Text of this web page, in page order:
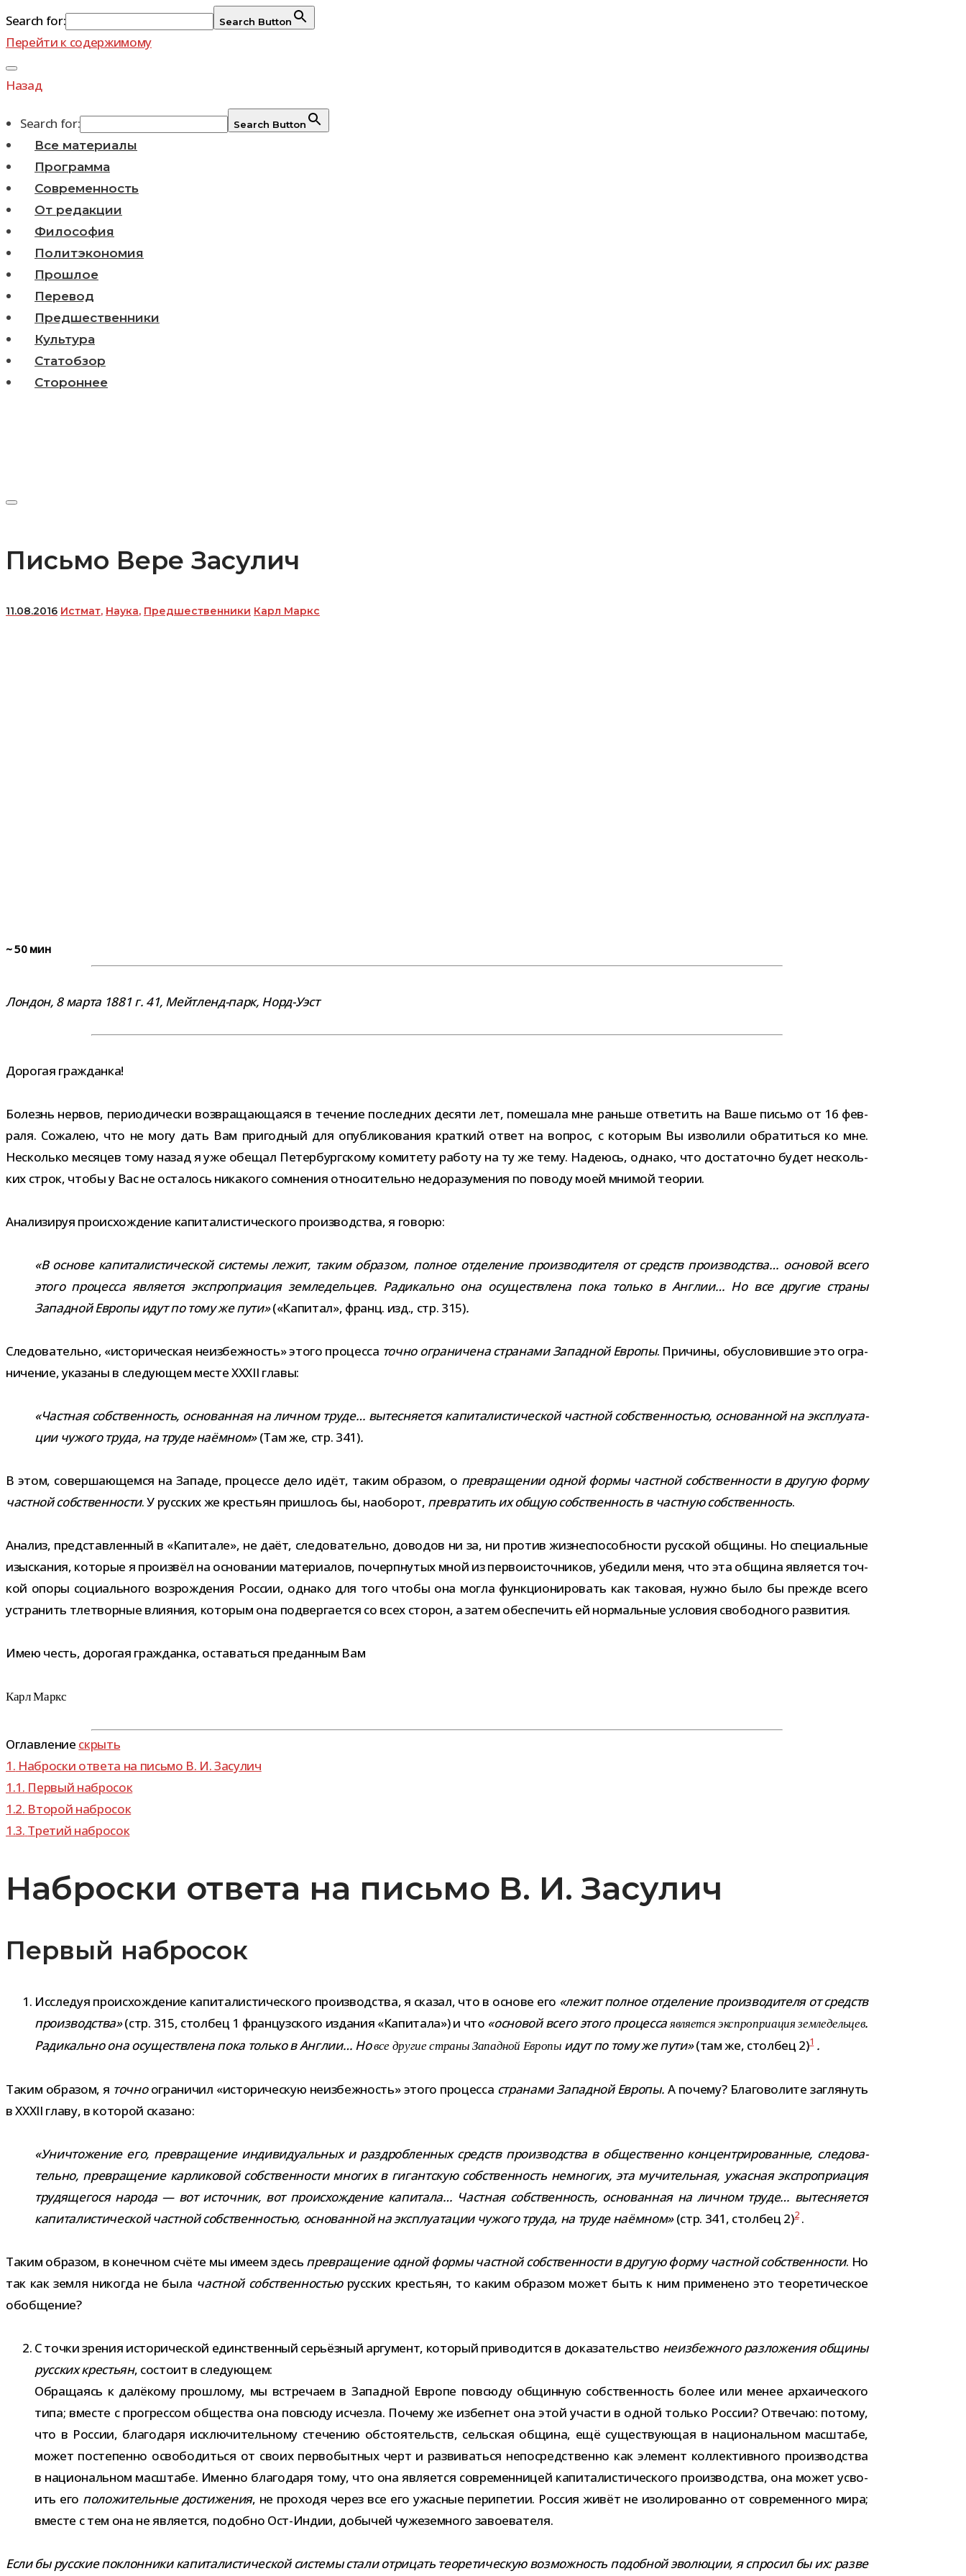
Search for: Search Button
Перейти к содержимому
Назад
Search for: Search Button
Все материалы
Программа
Современность
От редакции
Философия
Политэкономия
Прошлое
Перевод
Предшественники
Культура
Статобзор
Стороннее
Письмо Вере Засулич
11.08.2016 Истмат, Наука, Предшественники Карл Маркс
~50 мин
Лондон, 8 марта 1881 г. 41, Мейтленд-​парк, Норд-Уэст
Дорогая граж­данка!
Болезнь нер­вов, пери­о­ди­че­ски воз­вра­ща­ю­ща­яся в тече­ние послед­них десяти лет, поме­шала мне раньше отве­тить на Ваше письмо от 16 фев­
раля. Сожалею, что не могу дать Вам при­год­ный для опуб­ли­ко­ва­ния крат­кий ответ на вопрос, с кото­рым Вы изво­лили обра­титься ко мне.
Несколько меся­цев тому назад я уже обе­щал Петербургскому коми­тету работу на ту же тему. Надеюсь, однако, что доста­точно будет несколь­
ких строк, чтобы у Вас не оста­лось ника­кого сомне­ния отно­си­тельно недо­ра­зу­ме­ния по поводу моей мни­мой теории.
Анализируя про­ис­хож­де­ние капи­та­ли­сти­че­ского про­из­вод­ства, я говорю:
«В основе капи­та­ли­сти­че­ской системы лежит, таким обра­зом, пол­ное отде­ле­ние про­из­во­ди­теля от средств про­из­вод­ства… осно­вой всего
этого про­цесса явля­ется экс­про­при­а­ция зем­ле­дель­цев. Радикально она осу­ществ­лена пока только в Англии… Но все дру­гие страны
Западной Европы идут по тому же пути»(«Капитал», франц. изд., стр. 315).
Следовательно, «исто­ри­че­ская неиз­беж­ность» этого про­цесса точно огра­ни­чена стра­нами Западной Европы. Причины, обу­сло­вив­шие это огра­
ни­че­ние, ука­заны в сле­ду­ю­щем месте XXXII главы:
«Частная соб­ствен­ность, осно­ван­ная на лич­ном труде… вытес­ня­ется капи­та­ли­сти­че­ской част­ной соб­ствен­но­стью, осно­ван­ной на экс­плу­а­та­
ции чужого труда, на труде наём­ном»(Там же, стр. 341).
В этом, совер­ша­ю­щемся на Западе, про­цессе дело идёт, таким обра­зом, о пре­вра­ще­нии одной формы част­ной соб­ствен­но­сти в дру­гую форму
част­ной соб­ствен­но­сти. У рус­ских же кре­стьян при­шлось бы, наобо­рот, пре­вра­тить их общую соб­ствен­ность в част­ную соб­ствен­ность.
Анализ, пред­став­лен­ный в «Капитале», не даёт, сле­до­ва­тельно, дово­дов ни за, ни про­тив жиз­не­спо­соб­но­сти рус­ской общины. Но спе­ци­аль­ные
изыс­ка­ния, кото­рые я про­из­вёл на осно­ва­нии мате­ри­а­лов, почерп­ну­тых мной из пер­во­ис­точ­ни­ков, убе­дили меня, что эта община явля­ется точ­
кой опоры соци­аль­ного воз­рож­де­ния России, однако для того чтобы она могла функ­ци­о­ни­ро­вать как тако­вая, нужно было бы прежде всего
устра­нить тле­твор­ные вли­я­ния, кото­рым она под­вер­га­ется со всех сто­рон, а затем обес­пе­чить ей нор­маль­ные усло­вия сво­бод­ного развития.
Имею честь, доро­гая граж­данка, оста­ваться пре­дан­ным Вам
Карл Маркс
Оглавление скрыть
1. Наброски ответа на письмо В. И. Засулич
1.1. Первый набро­сок
1.2. Второй набро­сок
1.3. Третий набро­сок
Наброски ответа на письмо В. И. Засулич
Первый набросок
Исследуя про­ис­хож­де­ние капи­та­ли­сти­че­ского про­из­вод­ства, я ска­зал, что в основе его «лежит пол­ное отде­ле­ние про­из­во­ди­теля от средств
про­из­вод­ства»(стр. 315, стол­бец 1 фран­цуз­ского изда­ния «Капитала») и что «осно­вой всего этого про­цессаявля­ется экс­про­при­а­ция зем­ле­дель­цев.
Радикально она осу­ществ­лена пока только в Англии… Новсе дру­гие страны Западной Европы идут по тому же пути»(там же, стол­бец 2)1 .
Таким обра­зом, я точноогра­ни­чил «исто­ри­че­скую неиз­беж­ность» этого про­цесса стра­нами Западной Европы. А почему? Благоволите загля­нуть
в XXXII главу, в кото­рой сказано:
«Уничтожение его, пре­вра­ще­ние инди­ви­ду­аль­ных и раз­дроб­лен­ных средств про­из­вод­ства в обще­ственно кон­цен­три­ро­ван­ные, сле­до­ва­
тельно, пре­вра­ще­ние кар­ли­ко­вой соб­ствен­но­сти мно­гих в гигант­скую соб­ствен­ность немно­гих, эта мучи­тель­ная, ужас­ная экс­про­при­а­ция
тру­дя­ще­гося народа — вот источ­ник, вот про­ис­хож­де­ние капи­тала… Частная соб­ствен­ность, осно­ван­ная на лич­ном труде… вытес­ня­ется
капи­та­ли­сти­че­ской част­ной соб­ствен­но­стью, осно­ван­ной на экс­плу­а­та­ции чужого труда, на труде наём­ном»(стр. 341, стол­бец 2)2.
Таким обра­зом, в конеч­ном счёте мы имеем здесь пре­вра­ще­ние одной формы част­ной соб­ствен­но­сти в дру­гую форму част­ной соб­ствен­но­сти. Но
так как земля нико­гда не была част­ной соб­ствен­но­стьюрус­ских кре­стьян, то каким обра­зом может быть к ним при­ме­нено это тео­ре­ти­че­ское
обобщение?
С точки зре­ния исто­ри­че­ской един­ствен­ный серьёз­ный аргу­мент, кото­рый при­во­дится в дока­за­тель­ство неиз­беж­ного раз­ло­же­ния общины
рус­ских кре­стьян, состоит в сле­ду­ю­щем:
Обращаясь к далё­кому про­шлому, мы встре­чаем в Западной Европе повсюду общин­ную соб­ствен­ность более или менее арха­и­че­ского
типа; вме­сте с про­грес­сом обще­ства она повсюду исчезла. Почему же избег­нет она этой уча­сти в одной только России? Отвечаю: потому,
что в России, бла­го­даря исклю­чи­тель­ному сте­че­нию обсто­я­тельств, сель­ская община, ещё суще­ству­ю­щая в наци­о­наль­ном мас­штабе,
может посте­пенно осво­бо­диться от своих пер­во­быт­ных черт и раз­ви­ваться непо­сред­ственно как эле­мент кол­лек­тив­ного про­из­вод­ства
в наци­о­наль­ном мас­штабе. Именно бла­го­даря тому, что она явля­ется совре­мен­ни­цей капи­та­ли­сти­че­ского про­из­вод­ства, она может усво­
ить его поло­жи­тель­ные дости­же­ния, не про­ходя через все его ужас­ные пери­пе­тии. Россия живёт не изо­ли­ро­ванно от совре­мен­ного мира;
вме­сте с тем она не явля­ется, подобно Ост-​Индии, добы­чей чуже­зем­ного завоевателя.
Если бы рус­ские поклон­ники капи­та­ли­сти­че­ской системы стали отри­цать тео­ре­ти­че­скую воз­мож­ность подоб­ной эво­лю­ции, я спро­сил бы их: разве